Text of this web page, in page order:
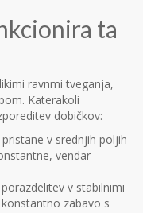
ta
ravnmi tveganja,
Katerakoli
dobičkov:
v srednjih poljih
vendar
v stabilnimi
zabavo s